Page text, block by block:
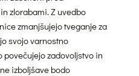
zlorabami. Z uvedbo
zmanjšujejo tveganje za
svojo varnostno
zadovoljstvo in
izboljšave bodo